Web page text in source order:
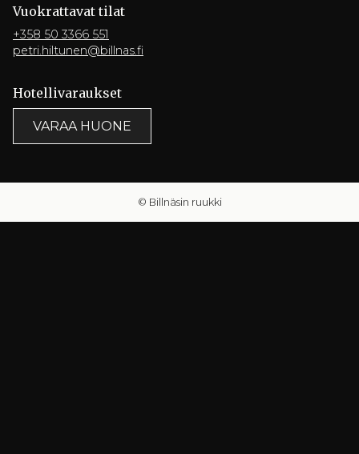
Vuokrattavat tilat
+358 50 3366 551
petri.hiltunen@billnas.fi
Hotelli­varaukset
VARAA HUONE
© Billnäsin ruukki